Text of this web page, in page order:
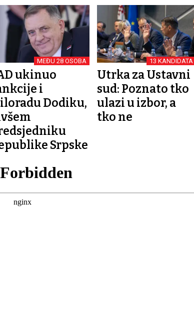
MEĐU 28 OSOBA
ukinuo
i
Dodiku,
Srpske
13 KANDIDATA
Utrka za Ustavni
sud: Poznato tko
ulazi u izbor, a
tko ne